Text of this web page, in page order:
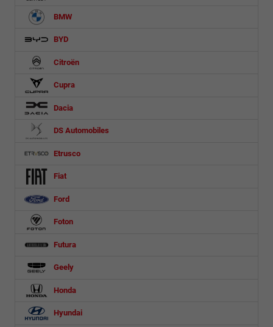
BMW
BYD
Citroën
Cupra
Dacia
DS Automobiles
Etrusco
Fiat
Ford
Foton
Futura
Geely
Honda
Hyundai